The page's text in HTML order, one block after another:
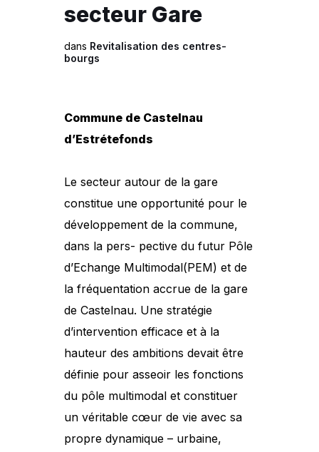
secteur Gare
dans Revitalisation des centres-
bourgs
Commune de Castelnau
d’Estrétefonds
Le secteur autour de la gare
constitue une opportunité pour le
développement de la commune,
dans la pers- pective du futur Pôle
d’Echange Multimodal(PEM) et de
la fréquentation accrue de la gare
de Castelnau. Une stratégie
d’intervention efficace et à la
hauteur des ambitions devait être
définie pour asseoir les fonctions
du pôle multimodal et constituer
un véritable cœur de vie avec sa
propre dynamique – urbaine,